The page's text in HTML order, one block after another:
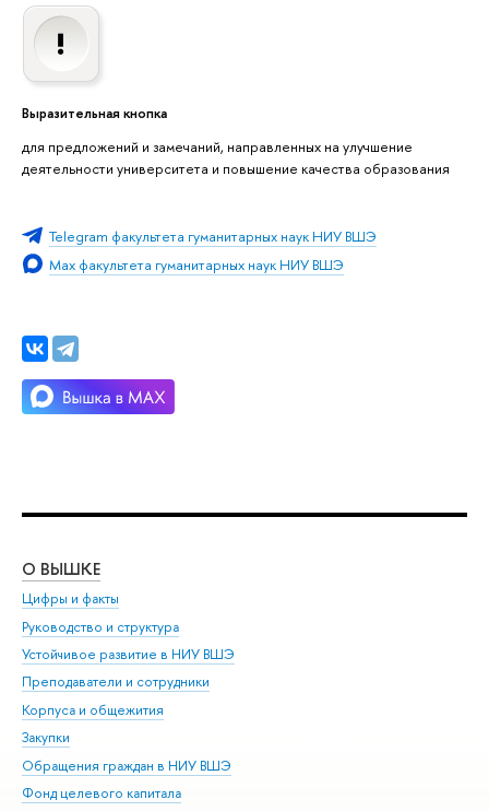
Выразительная кнопка
для предложений и замечаний, направленных на улучшение
деятельности университета и повышение качества образования
Telegram факультета гуманитарных наук НИУ ВШЭ
Max факультета гуманитарных наук НИУ ВШЭ
О ВЫШКЕ
Цифры и факты
Руководство и структура
Устойчивое развитие в НИУ ВШЭ
Преподаватели и сотрудники
Корпуса и общежития
Закупки
Обращения граждан в НИУ ВШЭ
Фонд целевого капитала